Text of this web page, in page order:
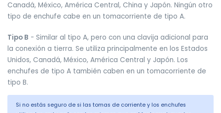
Canadá, México, América Central, China y Japón. Ningún otro
tipo de enchufe cabe en un tomacorriente de tipo A.
Tipo B - Similar al tipo A, pero con una clavija adicional para
la conexión a tierra. Se utiliza principalmente en los Estados
Unidos, Canadá, México, América Central y Japón. Los
enchufes de tipo A también caben en un tomacorriente de
tipo B.
Si no estás seguro de si las tomas de corriente y los enchufes